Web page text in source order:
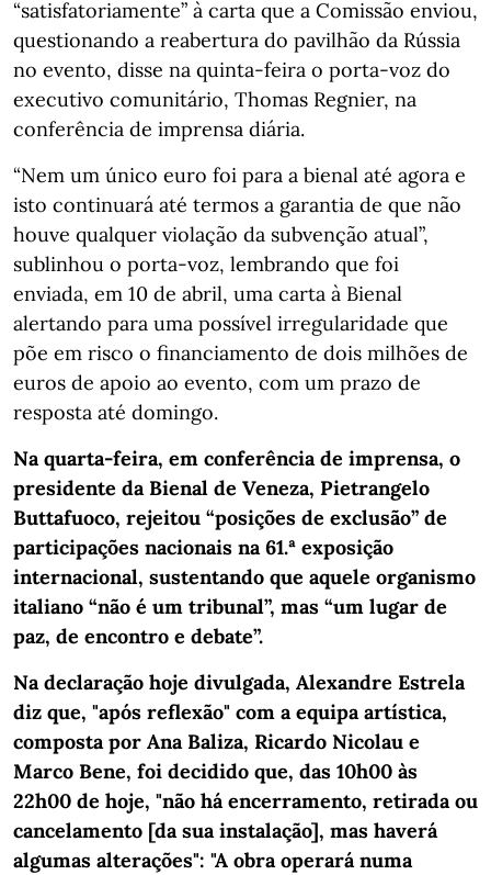
“satisfatoriamente” à carta que a Comissão enviou,
questionando a reabertura do pavilhão da Rússia
no evento, disse na quinta-feira o porta-voz do
executivo comunitário, Thomas Regnier, na
conferência de imprensa diária.
“Nem um único euro foi para a bienal até agora e
isto continuará até termos a garantia de que não
houve qualquer violação da subvenção atual”,
sublinhou o porta-voz, lembrando que foi
enviada, em 10 de abril, uma carta à Bienal
alertando para uma possível irregularidade que
põe em risco o financiamento de dois milhões de
euros de apoio ao evento, com um prazo de
resposta até domingo.
Na quarta-feira, em conferência de imprensa, o
presidente da Bienal de Veneza, Pietrangelo
Buttafuoco, rejeitou “posições de exclusão” de
participações nacionais na 61.ª exposição
internacional, sustentando que aquele organismo
italiano “não é um tribunal”, mas “um lugar de
paz, de encontro e debate”.
Na declaração hoje divulgada, Alexandre Estrela
diz que, "após reflexão" com a equipa artística,
composta por Ana Baliza, Ricardo Nicolau e
Marco Bene, foi decidido que, das 10h00 às
22h00 de hoje, "não há encerramento, retirada ou
cancelamento [da sua instalação], mas haverá
algumas alterações": "A obra operará numa